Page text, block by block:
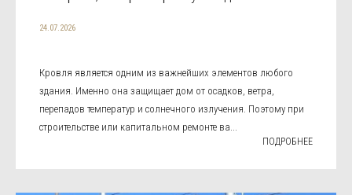
24.07.2026
Кровля является одним из важнейших элементов любого
здания. Именно она защищает дом от осадков, ветра,
перепадов температур и солнечного излучения. Поэтому при
строительстве или капитальном ремонте ва...
ПОДРОБНЕЕ